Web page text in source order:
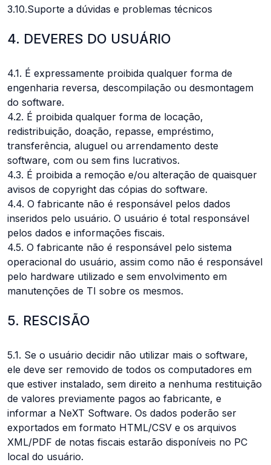
3.10.Suporte a dúvidas e problemas técnicos
4. DEVERES DO USUÁRIO
4.1. É expressamente proibida qualquer forma de
engenharia reversa, descompilação ou desmontagem
do software.
4.2. É proibida qualquer forma de locação,
redistribuição, doação, repasse, empréstimo,
transferência, aluguel ou arrendamento deste
software, com ou sem fins lucrativos.
4.3. É proibida a remoção e/ou alteração de quaisquer
avisos de copyright das cópias do software.
4.4. O fabricante não é responsável pelos dados
inseridos pelo usuário. O usuário é total responsável
pelos dados e informações fiscais.
4.5. O fabricante não é responsável pelo sistema
operacional do usuário, assim como não é responsável
pelo hardware utilizado e sem envolvimento em
manutenções de TI sobre os mesmos.
5. RESCISÃO
5.1. Se o usuário decidir não utilizar mais o software,
ele deve ser removido de todos os computadores em
que estiver instalado, sem direito a nenhuma restituição
de valores previamente pagos ao fabricante, e
informar a NeXT Software. Os dados poderão ser
exportados em formato HTML/CSV e os arquivos
XML/PDF de notas fiscais estarão disponíveis no PC
local do usuário.